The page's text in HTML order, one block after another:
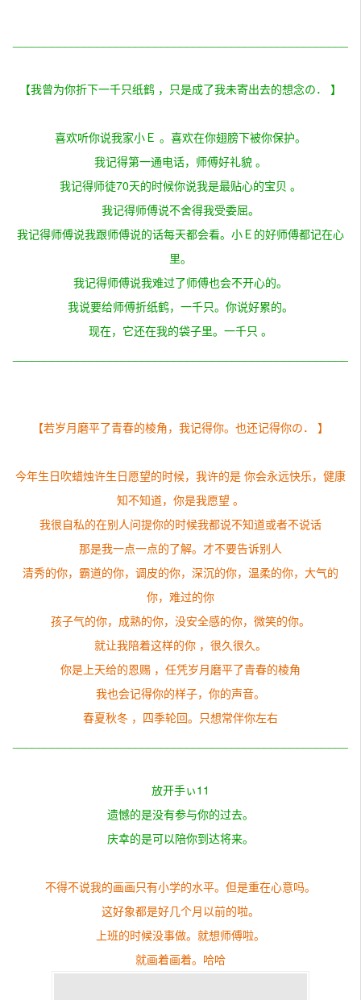
【我曾为你折下一千只纸鹤 ，只是成了我未寄出去的想念の． 】
喜欢听你说我家小Ｅ 。喜欢在你翅膀下被你保护。
我记得第一通电话，师傅好礼貌 。
我记得师徒70天的时候你说我是最贴心的宝贝 。
我记得师傅说不舍得我受委屈。
我记得师傅说我跟师傅说的话每天都会看。小Ｅ的好师傅都记在心
里。
我记得师傅说我难过了师傅也会不开心的。
我说要给师傅折纸鹤，一千只。你说好累的。
现在，它还在我的袋子里。一千只 。
【若岁月磨平了青春的棱角，我记得你。也还记得你の． 】
今年生日吹蜡烛许生日愿望的时候，我许的是 你会永远快乐，健康
知不知道，你是我愿望 。
我很自私的在别人问提你的时候我都说不知道或者不说话
那是我一点一点的了解。才不要告诉别人
清秀的你，霸道的你，调皮的你，深沉的你，温柔的你，大气的
你，难过的你
孩子气的你，成熟的你，没安全感的你，微笑的你。
就让我陪着这样的你 ，很久很久。
你是上天给的恩赐 ，任凭岁月磨平了青春的棱角
我也会记得你的样子，你的声音。
春夏秋冬 ，四季轮回。只想常伴你左右
放开手ぃ11
遗憾的是没有参与你的过去。
庆幸的是可以陪你到达将来。
不得不说我的画画只有小学的水平。但是重在心意吗。
这好象都是好几个月以前的啦。
上班的时候没事做。就想师傅啦。
就画着画着。哈哈